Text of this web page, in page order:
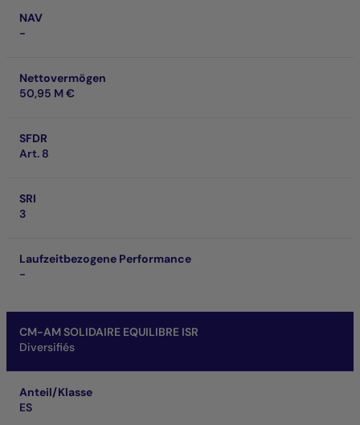
NAV
-
Nettovermögen
50,95 M €
SFDR
Art. 8
SRI
3
Laufzeitbezogene Performance
-
CM-AM SOLIDAIRE EQUILIBRE ISR
Diversifiés
Anteil/Klasse
ES